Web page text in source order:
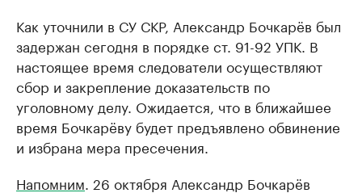
Как уточнили в СУ СКР, Александр Бочкарёв был
задержан сегодня в порядке ст. 91-92 УПК. В
настоящее время следователи осуществляют
сбор и закрепление доказательств по
уголовному делу. Ожидается, что в ближайшее
время Бочкарёву будет предъявлено обвинение
и избрана мера пресечения.
Напомним . 26 октября Александр Бочкарёв